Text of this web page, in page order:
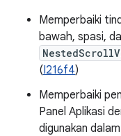
Memperbaiki
bawah, spasi,
(I216f4)
Memperbaiki
Panel Aplikasi
digunakan dalam